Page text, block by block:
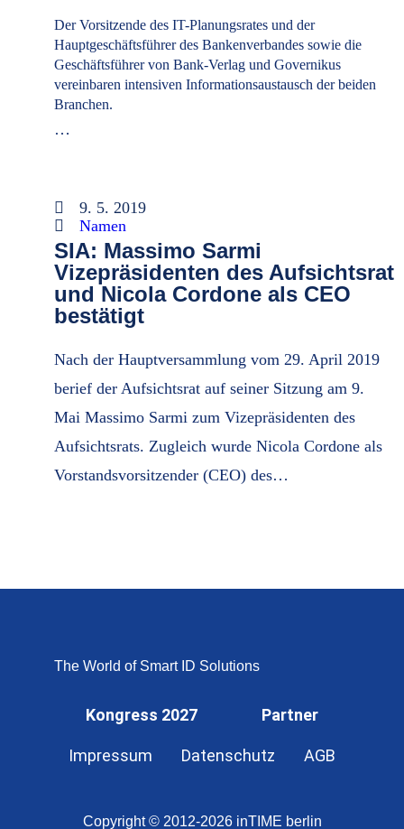
Der Vorsitzende des IT-Planungsrates und der
Hauptgeschäftsführer des Bankenverbandes sowie die
Geschäftsführer von Bank-Verlag und Governikus
vereinbaren intensiven Informationsaustausch der beiden
Branchen.
…
9. 5. 2019
Namen
SIA: Massimo Sarmi
Vizepräsidenten des Aufsichtsrat
und Nicola Cordone als CEO
bestätigt
Nach der Hauptversammlung vom 29. April 2019
berief der Aufsichtsrat auf seiner Sitzung am 9.
Mai Massimo Sarmi zum Vizepräsidenten des
Aufsichtsrats. Zugleich wurde Nicola Cordone als
Vorstandsvorsitzender (CEO) des…
The World of Smart ID Solutions
Kongress 2027 Partner
Impressum Datenschutz AGB
Copyright © 2012-2026 inTIME berlin